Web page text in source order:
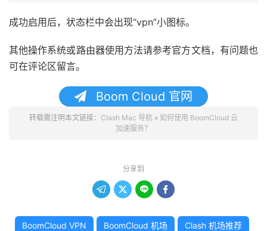
成功启用后，状态栏中会出现“vpn”小图标。
其他操作系统或路由器使用方法请参考官方文档，有问题也
可在评论区留言。
Boom Cloud 官网
转载需注明本文链接： Clash Mac 导航 » 如何使用 BoomCloud 云
加速服务？
分享到
   
BoomCloud VPN BoomCloud 机场 Clash 机场推荐